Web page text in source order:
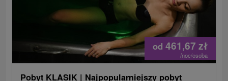
od 461,67 zł
/noc/osoba
Pobyt KLASIK | Najpopularniejszy pobyt